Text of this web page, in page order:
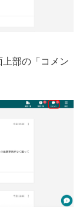
部の「コメン